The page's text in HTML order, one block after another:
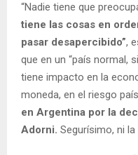
“Nadie tiene que
tiene las cosas en
pasar desapercibido”,
que en un “país normal,
tiene impacto en la
moneda, en el riesgo
en Argentina por la
Adorni. Segurísimo, ni